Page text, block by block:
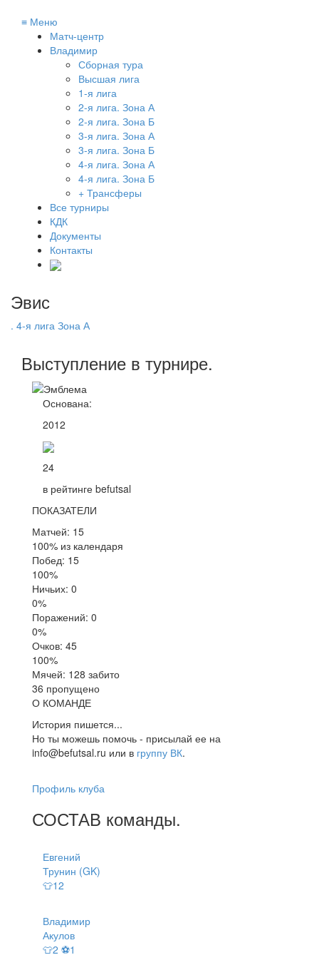
≡ Меню
Матч-центр
Владимир
Сборная тура
Высшая лига
1-я лига
2-я лига. Зона А
2-я лига. Зона Б
3-я лига. Зона А
3-я лига. Зона Б
4-я лига. Зона А
4-я лига. Зона Б
+ Трансферы
Все турниры
КДК
Документы
Контакты
Эвис
. 4-я лига Зона А
Выступление в турнире.
Основана:
2012
24
в рейтинге befutsal
ПОКАЗАТЕЛИ
Матчей: 15
100% из календаря
Побед: 15
100%
Ничьих: 0
0%
Поражений: 0
0%
Очков: 45
100%
Мячей: 128 забито
36 пропущено
О КОМАНДЕ
История пишется...
Но ты можешь помочь - присылай ее на
info@befutsal.ru или в группу ВК.
Профиль клуба
СОСТАВ команды.
Евгений
Трунин (GK)
👕12
Владимир
Акулов
👕2 ⚽1